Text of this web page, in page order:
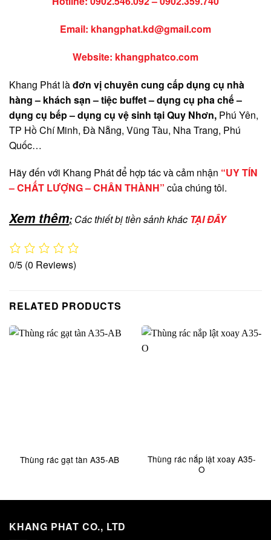
Email: khangphat.kd@gmail.com
Website: khangphatco.com
Khang Phát làđơn vịchuyên cung cấp dụng cụ nhà
hàng – khách sạn – tiệc buffet – dụng cụ pha chế –
dụng cụ bếp – dụng cụ vệ sinh tại Quy Nhơn, Phú Yên,
TP Hồ Chí Minh, Đà Nẵng, Vũng Tàu, Nha Trang, Phú
Quốc…
Hãy đến với Khang Phát để hợp tác và cảm nhận “UY TÍN
– CHẤT LƯỢNG – CHÂN THÀNH” của chúng tôi.
Xem thêm: Các thiết bị tiền sảnh khác TẠI ĐÂY
0/5 (0 Reviews)
RELATED PRODUCTS
Thùng rác gạt tàn A35-AB
Thùng rác nắp lật xoay A35-
O
KHANG PHAT CO., LTD